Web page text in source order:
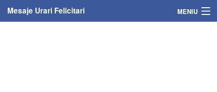
Mesaje Urari Felicitari MENIU